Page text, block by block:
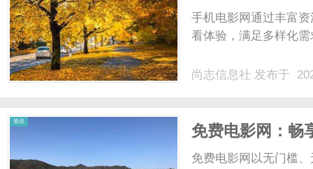
手机电影网通过丰富
看体验，满足多样化
尚志信息社 发布于
资讯
免费电影网：畅
免费电影网以无门槛